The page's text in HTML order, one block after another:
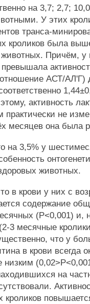
на 3,7; 2,7;
У этих
транса-
кроликов была
Причём, у
превышала
АСТ/АЛ'Г)
активность
практически не
месяцев она была
на 3,5% у
животных.
в крови у них с
содержание
(Р<0,001) и,
3 месячные
что у
в крови всегда
низким
на